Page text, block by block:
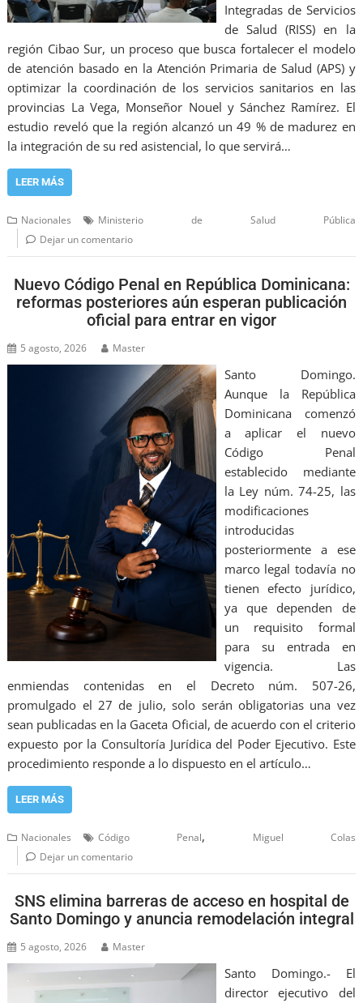
Integradas de Servicios
de Salud (RISS) en la
región Cibao Sur, un proceso que busca fortalecer el modelo
de atención basado en la Atención Primaria de Salud (APS) y
optimizar la coordinación de los servicios sanitarios en las
provincias La Vega, Monseñor Nouel y Sánchez Ramírez. El
estudio reveló que la región alcanzó un 49 % de madurez en
la integración de su red asistencial, lo que servirá…
LEER MÁS
Nacionales
Ministerio de Salud Pública
Dejar un comentario
Nuevo Código Penal en República Dominicana:
reformas posteriores aún esperan publicación
oficial para entrar en vigor
5 agosto, 2026 Master
Santo Domingo.
Aunque la República
Dominicana comenzó
a aplicar el nuevo
Código Penal
establecido mediante
la Ley núm. 74-25, las
modificaciones
introducidas
posteriormente a ese
marco legal todavía no
tienen efecto jurídico,
ya que dependen de
un requisito formal
para su entrada en
vigencia. Las
enmiendas contenidas en el Decreto núm. 507-26,
promulgado el 27 de julio, solo serán obligatorias una vez
sean publicadas en la Gaceta Oficial, de acuerdo con el criterio
expuesto por la Consultoría Jurídica del Poder Ejecutivo. Este
procedimiento responde a lo dispuesto en el artículo…
LEER MÁS
Nacionales Código Penal,
Miguel Colas
Dejar un comentario
SNS elimina barreras de acceso en hospital de
Santo Domingo y anuncia remodelación integral
5 agosto, 2026 Master
Santo Domingo.- El
director ejecutivo del